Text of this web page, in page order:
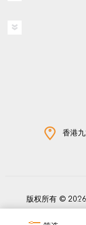
香港
版权所有 ©